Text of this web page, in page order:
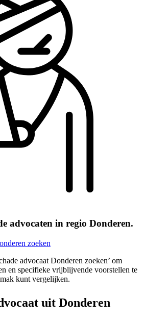
advocaten in regio Donderen.
zoeken
advocaat Donderen zoeken’ om
en specifieke vrijblijvende voorstellen te
kunt vergelijken.
uit Donderen